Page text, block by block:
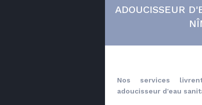
ADOUCISSEUR
Nos services
adoucisseur d'eau